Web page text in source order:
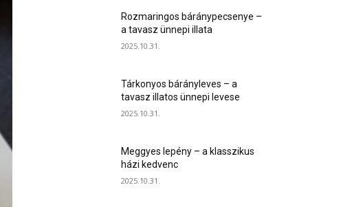
Rozmaringos báránypecsenye –
a tavasz ünnepi illata
2025.10.31.
Tárkonyos bárányleves – a
tavasz illatos ünnepi levese
2025.10.31.
Meggyes lepény – a klasszikus
házi kedvenc
2025.10.31.